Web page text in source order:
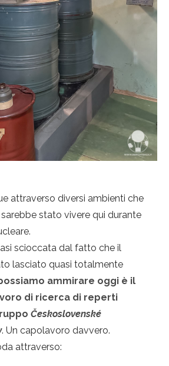
attraverso diversi ambienti che
stato vivere qui durante
scioccata dal fatto che il
lasciato quasi totalmente
ammirare oggi è il
di ricerca di reperti
Československé
. Un capolavoro davvero.
attraverso: